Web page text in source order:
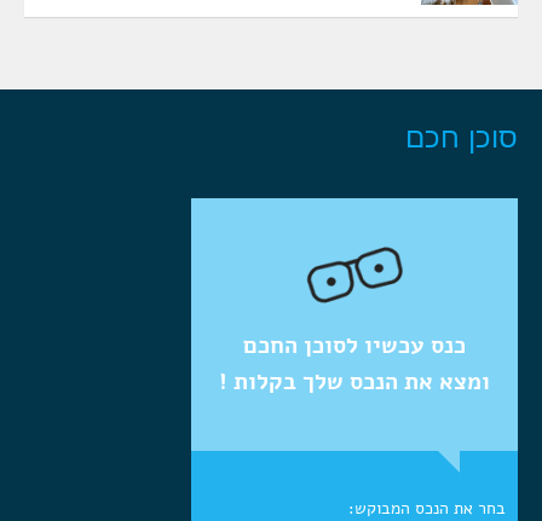
סוכן חכם
כנס עכשיו לסוכן החכם
ומצא את הנכס שלך בקלות !
בחר את הנכס המבוקש: